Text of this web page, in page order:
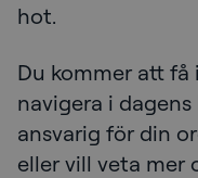
hot.
Du kommer att
navigera i
ansvarig för din
eller vill veta mer